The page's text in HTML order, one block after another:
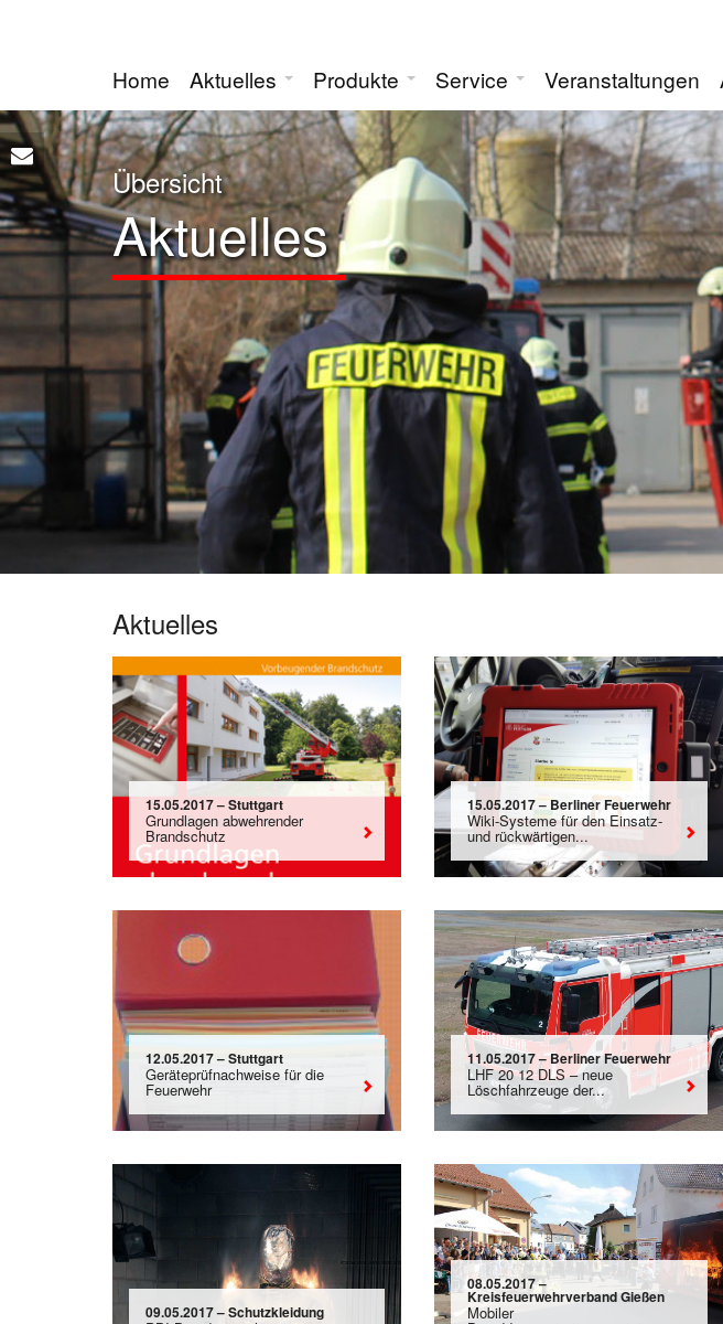
Home Aktuelles Produkte Service Veranstaltungen
Übersicht
Aktuelles
Aktuelles
15.05.2017 – Stuttgart
Grundlagen abwehrender
Brandschutz
15.05.2017 – Berliner Feuerwehr
Wiki-Systeme für den Einsatz-
und rückwärtigen...
12.05.2017 – Stuttgart
Geräteprüfnachweise für die
Feuerwehr
11.05.2017 – Berliner Feuerwehr
LHF 20 12 DLS – neue
Löschfahrzeuge der...
09.05.2017 – Schutzkleidung
08.05.2017 –
Kreisfeuerwehrverband Gießen
Mobiler